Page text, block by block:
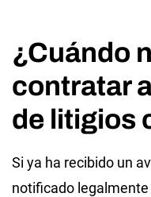
¿Cuándo
contratar
de litigios
Si ya ha recibido un
notificado